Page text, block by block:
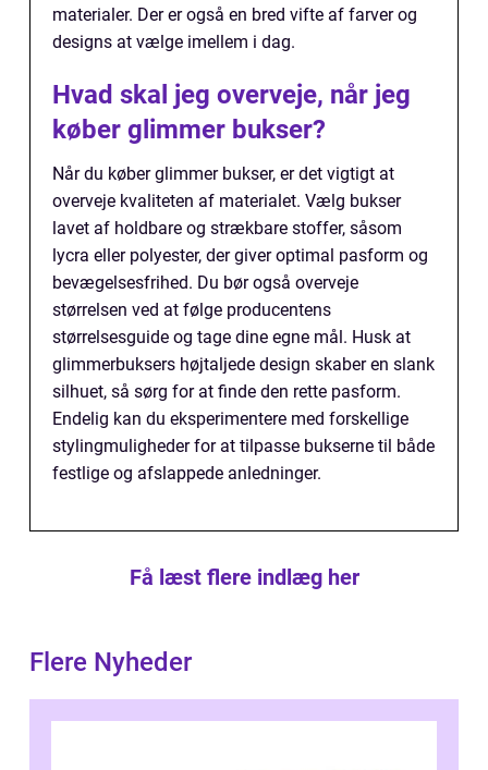
materialer. Der er også en bred vifte af farver og
designs at vælge imellem i dag.
Hvad skal jeg overveje, når jeg
køber glimmer bukser?
Når du køber glimmer bukser, er det vigtigt at
overveje kvaliteten af materialet. Vælg bukser
lavet af holdbare og strækbare stoffer, såsom
lycra eller polyester, der giver optimal pasform og
bevægelsesfrihed. Du bør også overveje
størrelsen ved at følge producentens
størrelsesguide og tage dine egne mål. Husk at
glimmerbuksers højtaljede design skaber en slank
silhuet, så sørg for at finde den rette pasform.
Endelig kan du eksperimentere med forskellige
stylingmuligheder for at tilpasse bukserne til både
festlige og afslappede anledninger.
Få læst flere indlæg her
Flere Nyheder